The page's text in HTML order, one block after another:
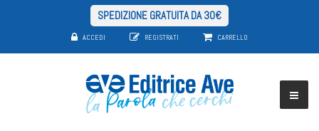
SPEDIZIONE GRATUITA DA 30€
ACCEDI REGISTRATI CARRELLO